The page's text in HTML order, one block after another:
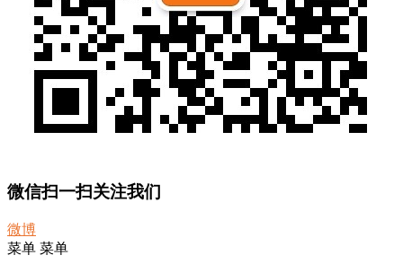
微信扫一扫关注我们
微博
菜单 菜单